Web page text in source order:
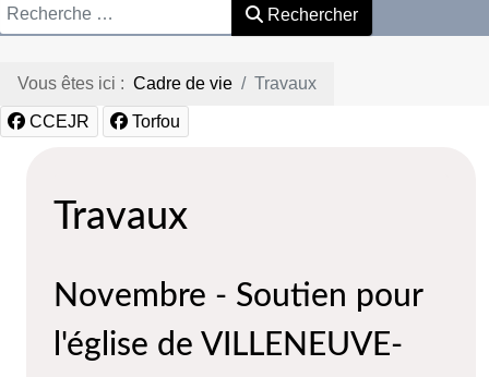
Rechercher
Vous êtes ici : Cadre de vie Travaux
CCEJR Torfou
Travaux
Novembre - Soutien pour
l'église de VILLENEUVE-